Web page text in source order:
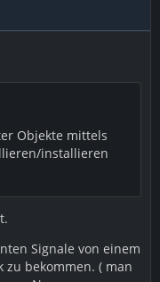
Objekte mittels
installieren
Signale von einem
bekommen. ( man